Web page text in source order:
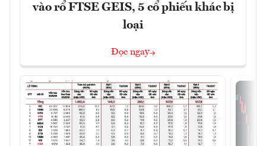
vào rổ FTSE GEIS, 5 cổ phiếu khác bị
loại
Đọc ngay